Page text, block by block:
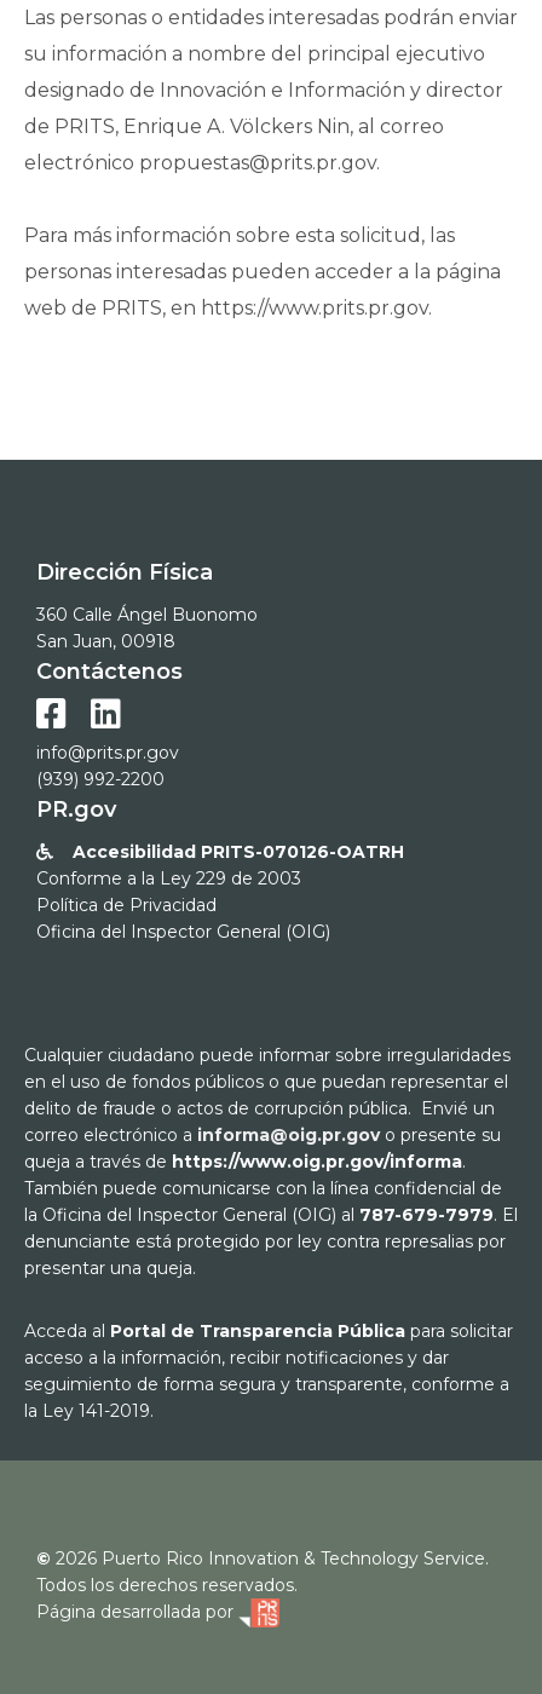
Las personas o entidades interesadas podrán enviar
su información a nombre del principal ejecutivo
designado de Innovación e Información y director
de PRITS, Enrique A. Völckers Nin, al correo
electrónico propuestas@prits.pr.gov.
Para más información sobre esta solicitud, las
personas interesadas pueden acceder a la página
web de PRITS, en https://www.prits.pr.gov.
Dirección Física
360 Calle Ángel Buonomo
San Juan, 00918
Contáctenos
 
info@prits.pr.gov
(939) 992-2200
PR.gov

Accesibilidad PRITS-070126-OATRH
Conforme a la Ley 229 de 2003
Política de Privacidad
Oficina del Inspector General (OIG)
Cualquier ciudadano puede informar sobre irregularidades
en el uso de fondos públicos o que puedan representar el
delito de fraude o actos de corrupción pública. Envié un
correo electrónico a informa@oig.pr.govo presente su
queja a través de https://www.oig.pr.gov/informa.
También puede comunicarse con la línea confidencial de
la Oficina del Inspector General (OIG) al 787-679-7979. El
denunciante está protegido por ley contra represalias por
presentar una queja.
Acceda al Portal de Transparencia Pública para solicitar
acceso a la información, recibir notificaciones y dar
seguimiento de forma segura y transparente, conforme a
la Ley 141-2019.
© 2026 Puerto Rico Innovation & Technology Service.
Todos los derechos reservados.
Página desarrollada por